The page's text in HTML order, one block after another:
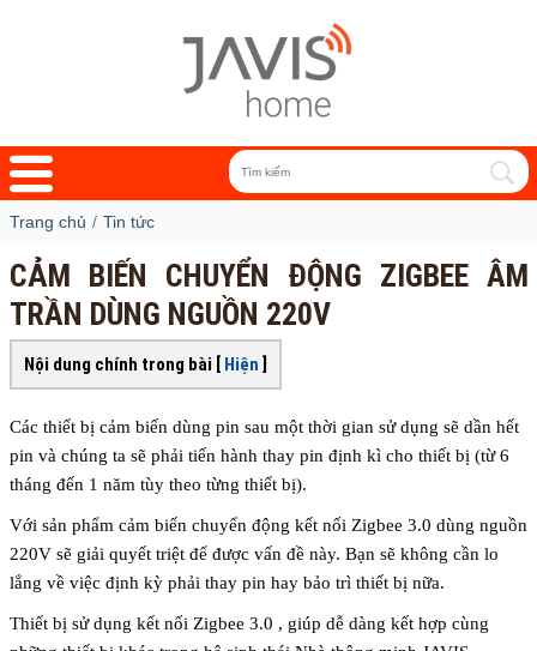
Trang chủ Tin tức
CẢM BIẾN CHUYỂN ĐỘNG ZIGBEE ÂM
TRẦN DÙNG NGUỒN 220V
Nội dung chính trong bài [ Hiện ]
Các thiết bị cảm biến dùng pin sau một thời gian sử dụng sẽ dần hết
pin và chúng ta sẽ phải tiến hành thay pin định kì cho thiết bị (từ 6
tháng đến 1 năm tùy theo từng thiết bị).
Với sản phẩm cảm biến chuyển động kết nối Zigbee 3.0 dùng nguồn
220V sẽ giải quyết triệt để được vấn đề này. Bạn sẽ không cần lo
lắng về việc định kỳ phải thay pin hay bảo trì thiết bị nữa.
Thiết bị sử dụng kết nối Zigbee 3.0 , giúp dễ dàng kết hợp cùng